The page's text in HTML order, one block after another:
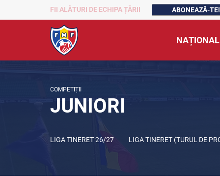
FII ALĂTURI DE ECHIPA ȚĂRII ABONEAZĂ-TE!
COMPETIȚII
JUNIORI
LIGA TINERET 26/27 LIGA TINERET (TURUL DE